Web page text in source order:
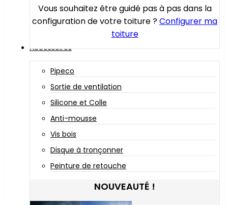
Vous souhaitez être guidé pas à pas dans la
configuration de votre toiture ?Configurer ma
toiture
Accessoires
Pipeco
Sortie de ventilation
Silicone et Colle
Anti-mousse
Vis bois
Disque à tronçonner
Peinture de retouche
NOUVEAUTÉ !